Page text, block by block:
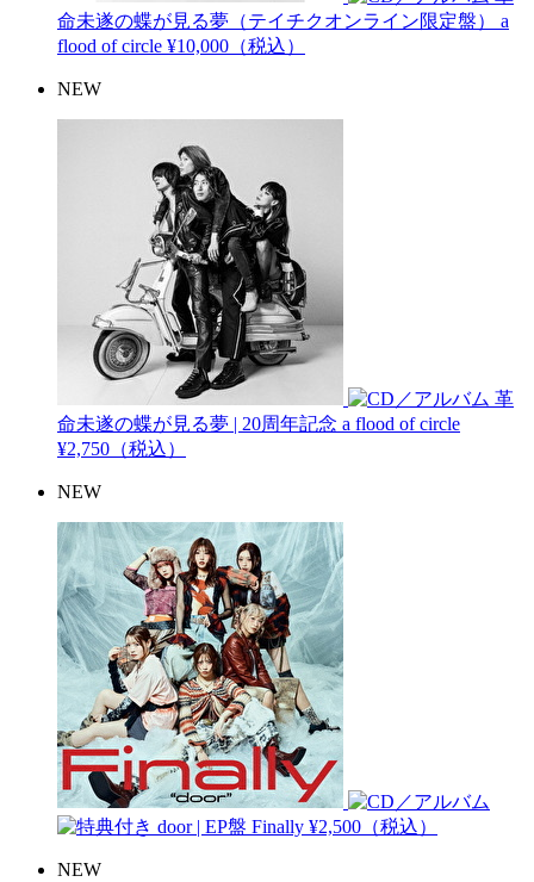
命未遂の蝶が見る夢（テイチクオンライン限定盤） a
flood of circle ¥10,000（税込）
NEW
革
命未遂の蝶が見る夢 | 20周年記念 a flood of circle
¥2,750（税込）
NEW
door | EP盤 Finally ¥2,500（税込）
NEW